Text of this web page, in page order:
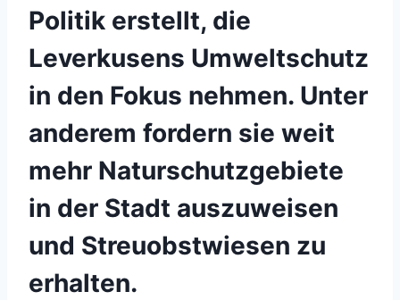
Politik erstellt, die
Leverkusens Umweltschutz
in den Fokus nehmen. Unter
anderem fordern sie weit
mehr Naturschutzgebiete
in der Stadt auszuweisen
und Streuobstwiesen zu
erhalten.